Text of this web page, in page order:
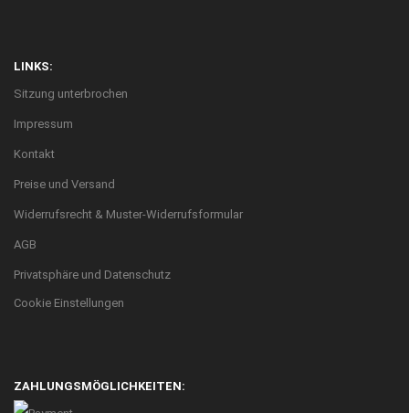
LINKS:
Sitzung unterbrochen
Impressum
Kontakt
Preise und Versand
Widerrufsrecht & Muster-Widerrufsformular
AGB
Privatsphäre und Datenschutz
Cookie Einstellungen
ZAHLUNGSMÖGLICHKEITEN: